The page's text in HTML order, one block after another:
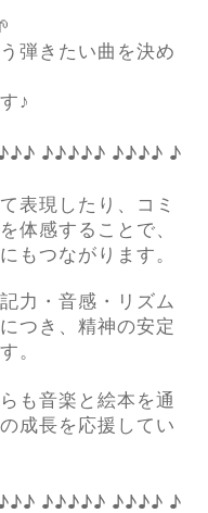
弾きたい曲を決め
♪
♪♪♪♪♪ ♪♪♪♪ ♪
表現したり、コミ
体感することで、
もつながります。
力・音感・リズム
つき、精神の安定
。
も音楽と絵本を通
成長を応援してい
♪♪♪♪♪ ♪♪♪♪ ♪